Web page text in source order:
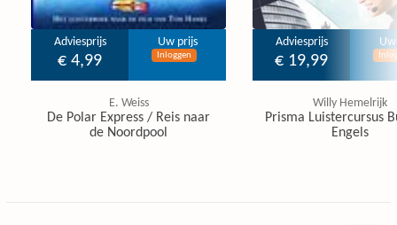
Adviesprijs
€ 4,99
Uw prijs
Inloggen
E. Weiss
De Polar Express / Reis naar
de Noordpool
Adviesprijs
€ 19,99
Willy Hemelrijk
Prisma Luistercursus
Engels